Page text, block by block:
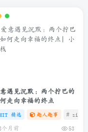
# SHIT
遇见沉默：两个拧巴的
走向幸福的终点
精选 趣人趣事 # zibll
个月前 53